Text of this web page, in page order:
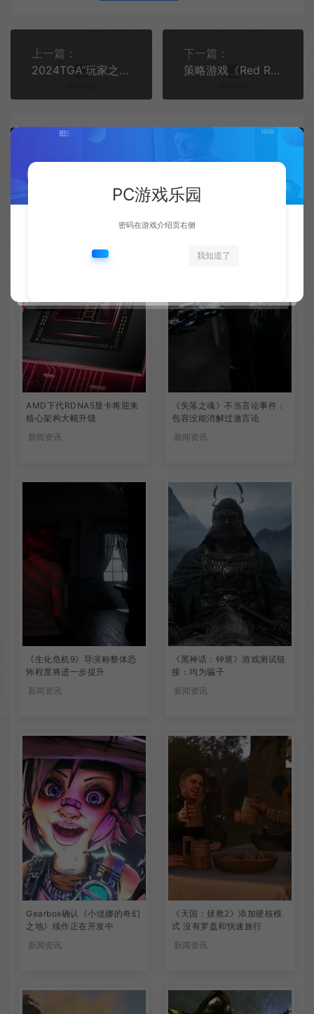
上一篇：
2024TGA“玩家之声”最终轮投票开始
下一篇：
策略游戏《Red Recon: 1944》发布Steam页面 2026年第三季度发售
AMD下代RDNA5显卡将迎来
核心架构大幅升级
新闻资讯
《失落之魂》不当言论事件：
包容没能消解过激言论
新闻资讯
《生化危机9》导演称整体恐
怖程度将进一步提升
新闻资讯
《黑神话：钟馗》游戏测试链
接：均为骗子
新闻资讯
Gearbox确认《小缇娜的奇幻
之地》续作正在开发中
新闻资讯
《天国：拯救2》添加硬核模
式 没有罗盘和快速旅行
新闻资讯
PC游戏乐园
密码在游戏介绍页右侧
我知道了